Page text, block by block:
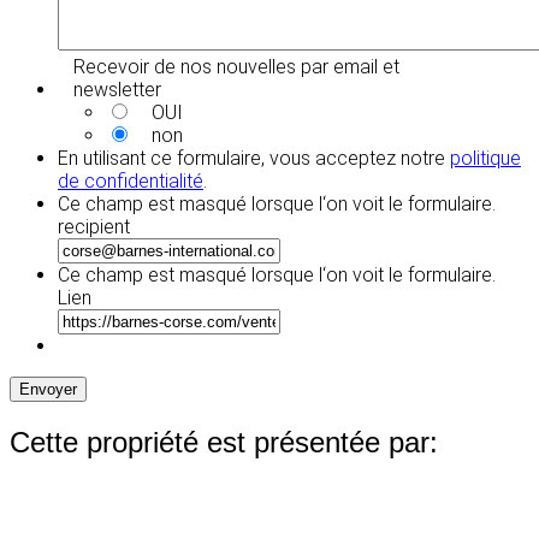
Recevoir de nos nouvelles par email et
newsletter
OUI
non
En utilisant ce formulaire, vous acceptez notre politique
de confidentialité.
Ce champ est masqué lorsque l‘on voit le formulaire.
recipient
Ce champ est masqué lorsque l‘on voit le formulaire.
Lien
Envoyer
Cette propriété est présentée par: